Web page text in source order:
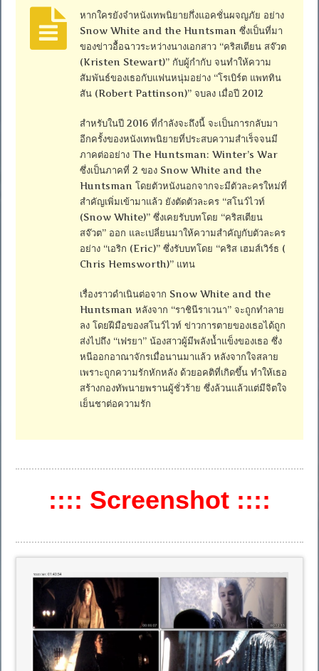
หากใครยังจำหนังเทพนิยายกึ่งแอคชั่นผจญภัย อย่าง
Snow White and the Huntsman ซึ่งเป็นที่มา
ของข่าวอื้อฉาวระหว่างนางเอกสาว “คริสเตียน สจ๊วต
(Kristen Stewart)” กับผู้กำกับ จนทำให้ความ
สัมพันธ์ของเธอกับแฟนหนุ่มอย่าง “โรเบิร์ต แพททิน
สัน (Robert Pattinson)” จบลง เมื่อปี 2012
สำหรับในปี 2016 ที่กำลังจะถึงนี้ จะเป็นการกลับมา
อีกครั้งของหนังเทพนิยายที่ประสบความสำเร็จจนมี
ภาคต่ออย่าง The Huntsman: Winter’s War
ซึ่งเป็นภาคที่ 2 ของ Snow White and the
Huntsman โดยตัวหนังนอกจากจะมีตัวละครใหม่ที่
สำคัญเพิ่มเข้ามาแล้ว ยังตัดตัวละคร “สโนว์ไวท์
(Snow White)” ซึ่งเคยรับบทโดย “คริสเตียน
สจ๊วต” ออก และเปลี่ยนมาให้ความสำคัญกับตัวละคร
อย่าง “เอริก (Eric)” ซึ่งรับบทโดย “คริส เฮมส์เวิร์ธ (
Chris Hemsworth)” แทน
เรื่องราวดำเนินต่อจาก Snow White and the
Huntsman หลังจาก “ราชินีราเวนา” จะถูกทำลาย
ลง โดยฝีมือของสโนว์ไวท์ ข่าวการตายของเธอได้ถูก
ส่งไปถึง “เฟรยา” น้องสาวผู้มีพลังน้ำแข็งของเธอ ซึ่ง
หนีออกอาณาจักรเมื่อนานมาแล้ว หลังจากใจสลาย
เพราะถูกความรักหักหลัง ด้วยอคติที่เกิดขึ้น ทำให้เธอ
สร้างกองทัพนายพรานผู้ชั่วร้าย ซึ่งล้วนแล้วแต่มีจิตใจ
เย็นชาต่อความรัก
:::: Screenshot ::::